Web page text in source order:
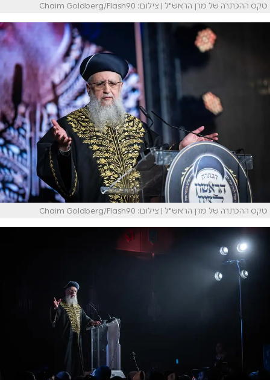
טקס ההכתרה של מרן הראש"ל | צילום: Chaim Goldberg/Flash90
טקס ההכתרה של מרן הראש"ל | צילום: Chaim Goldberg/Flash90